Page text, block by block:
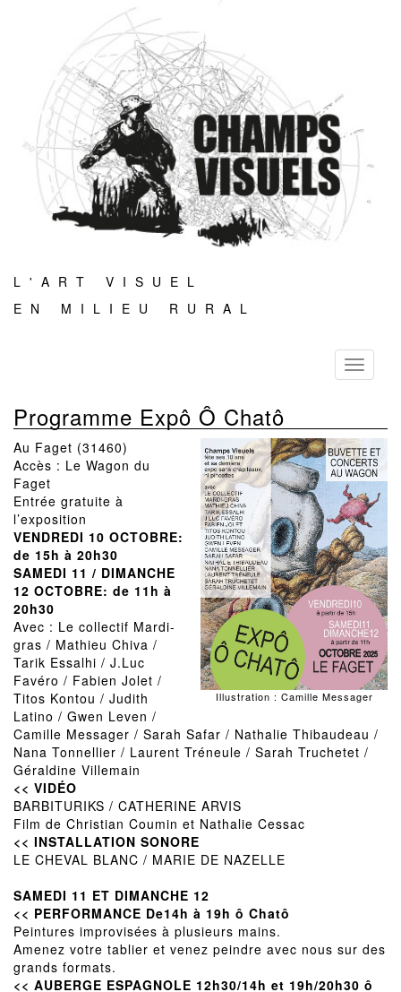
L'ART VISUEL
EN MILIEU RURAL
Toggle
Programme Expô Ô Chatô
Illustration : Camille Messager
Au Faget (31460)
Accès : Le Wagon du
Faget
Entrée gratuite à
l’exposition
VENDREDI 10 OCTOBRE:
de 15h à 20h30
SAMEDI 11 / DIMANCHE
12 OCTOBRE: de 11h à
20h30
Avec : Le collectif Mardi-
gras / Mathieu Chiva /
Tarik Essalhi / J.Luc
Favéro / Fabien Jolet /
Titos Kontou / Judith
Latino / Gwen Leven /
Camille Messager / Sarah Safar / Nathalie Thibaudeau /
Nana Tonnellier / Laurent Tréneule / Sarah Truchetet /
Géraldine Villemain
<< VIDÉO
BARBITURIKS / CATHERINE ARVIS
Film de Christian Coumin et Nathalie Cessac
<< INSTALLATION SONORE
LE CHEVAL BLANC / MARIE DE NAZELLE
SAMEDI 11 ET DIMANCHE 12
<< PERFORMANCE De14h à 19h ô Chatô
Peintures improvisées à plusieurs mains.
Amenez votre tablier et venez peindre avec nous sur des
grands formats.
<< AUBERGE ESPAGNOLE 12h30/14h et 19h/20h30 ô